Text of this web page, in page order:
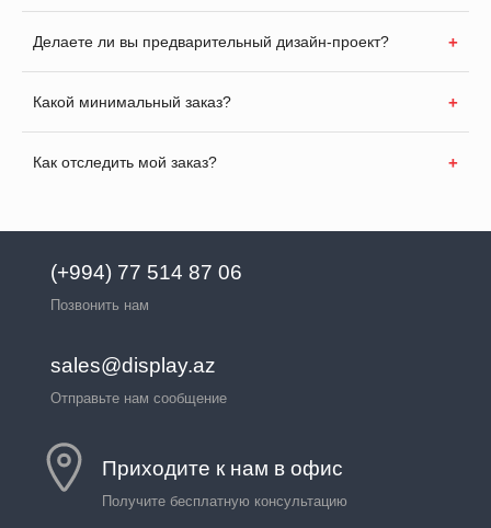
Делаете ли вы предварительный дизайн-проект?
Какой минимальный заказ?
Как отследить мой заказ?
(+994) 77 514 87 06
Позвонить нам
sales@display.az
Отправьте нам сообщение
Приходите к нам в офис
Получите бесплатную консультацию